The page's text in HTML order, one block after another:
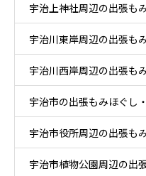
宇治上神社周辺の出張も
ア
宇治川東岸周辺の出張も
息ケア
宇治川西岸周辺の出張も
帰宅ケア
宇治市の出張もみほぐし
宇治市役所周辺の出張も
宇治市植物公園周辺の出